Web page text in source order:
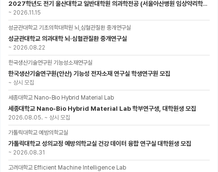
2027학년도 전기 울산대학교 일반대학원 의과학전공 (서울아산병원 임상약리학과 약동약력학 연구실) 대학원생 모집공고
~ 2026.11.15
성균관대학교 기초의학대학원 뇌,심혈관질환 중개연구실
성균관대학교 의과대학 뇌·심혈관질환 중개연구실
~ 2026.08.22
한국생산기술연구원 기능성소재연구실
한국생산기술연구원(안산) 기능성 전자소재 연구실 학생연구원 모집
~ 상시 모집
세종대학교 Nano-Bio Hybrid Material Lab
세종대학교 Nano-Bio Hybrid Material Lab 학부연구생, 대학원생 모집
2026.08.05. ~ 상시 모집
가톨릭대학교 예방의학교실
가톨릭대학교 성의교정 예방의학교실 건강 데이터 융합 연구실 대학원생 모집
~ 2026.08.31
고려대학교 Efficient Machine Intelligence Lab